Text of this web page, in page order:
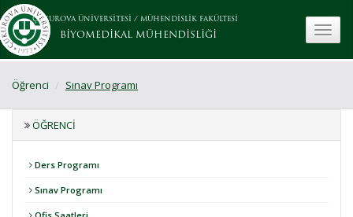
ÇUKUROVA ÜNİVERSİTESİ / MÜHENDİSLİK FAKÜLTESİ
BİYOMEDİKAL MÜHENDİSLİĞİ
Öğrenci Sınav Programı
ÖĞRENCI
Ders Programı
Sınav Programı